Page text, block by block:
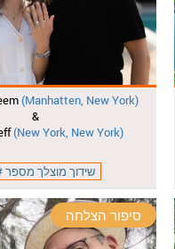
(Manhatten, New York)
&
(New York, New York)
שידוך מוצלך מספר #
סיפור הצלחה